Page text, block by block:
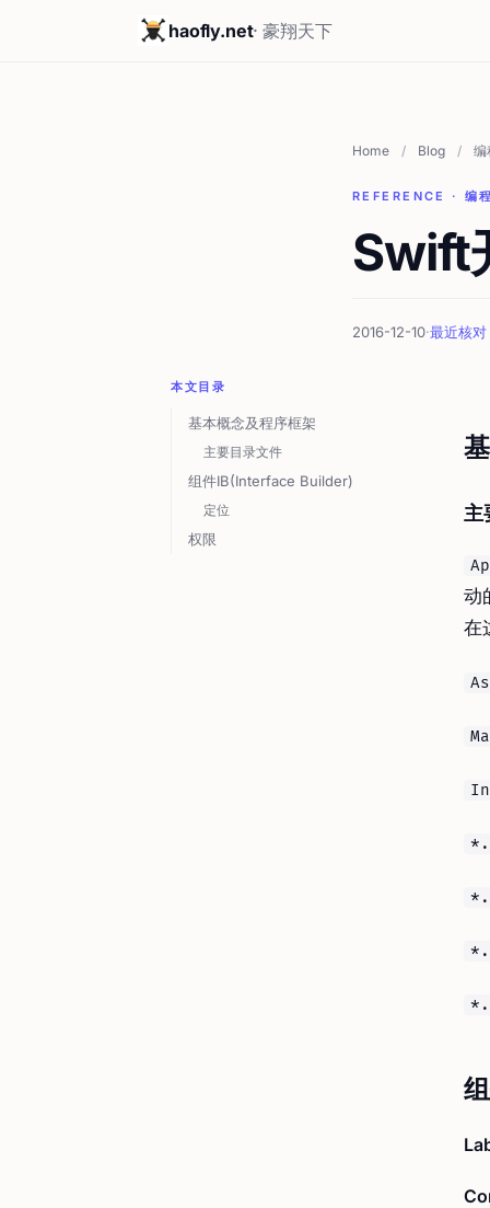
haofly.net· 豪翔天下
Home / Blog / 编
REFERENCE · 编
Swift
2016-12-10·最近核
本文目录
基本概念及程序框架
主要目录文件
组件IB(Interface Builder)
定位
权限
主
动
在